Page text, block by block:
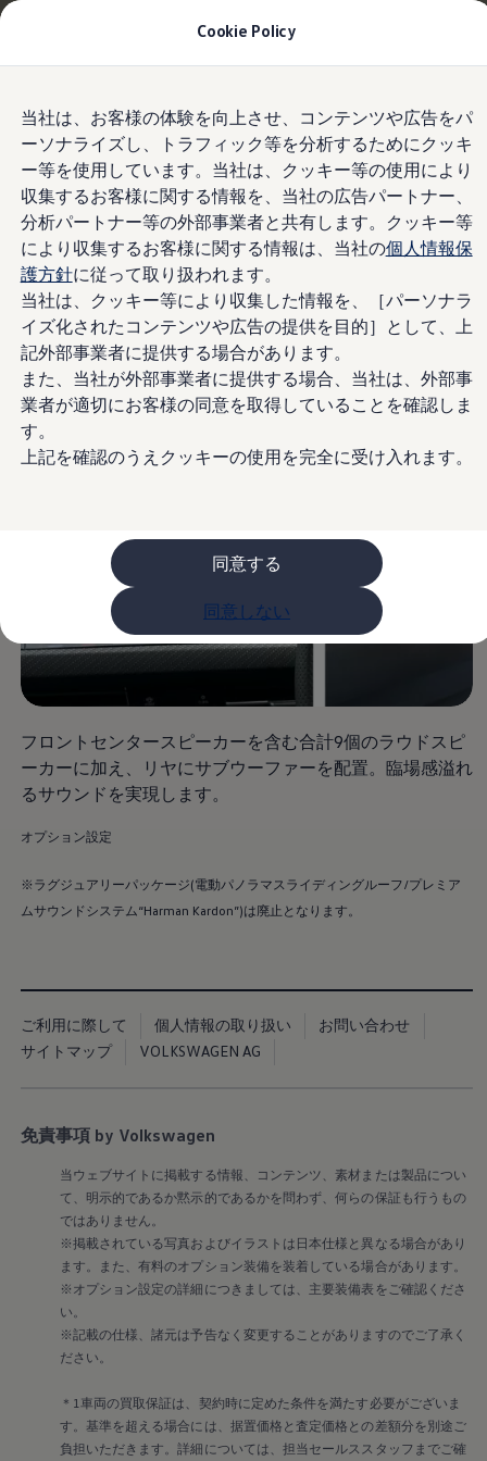
Cookie Policy
当社は、お客様の体験を向上させ、コンテンツや広告をパ
ーソナライズし、トラフィック等を分析するためにクッキ
ー等を使用しています。当社は、クッキー等の使用により
収集するお客様に関する情報を、当社の広告パートナー、
分析パートナー等の外部事業者と共有します。クッキー等
により収集するお客様に関する情報は、当社の個人情報保
護方針に従って取り扱われます。
当社は、クッキー等により収集した情報を、［パーソナラ
イズ化されたコンテンツや広告の提供を目的］として、上
記外部事業者に提供する場合があります。
また、当社が外部事業者に提供する場合、当社は、外部事
業者が適切にお客様の同意を取得していることを確認しま
す。
上記を確認のうえクッキーの使用を完全に受け入れます。
同意する
同意しない
main
content
to
footer
お乗り換えを10万円補助＋適用金利1.99%
| 9月30日(水)まで今すぐチェック
デジタルカタログ
セーフティ マイスター
デジタルカタログ
ID. Buzz
T-Cross
Tiguan
Golf
Golf GTI
Golf R
Golf Variant
Golf R Variant
Passat
ID.4
Polo
Polo GTI
Golf Touran
T-Roc R
フォルクスワーゲンマガジン
ブランドストーリー
購入検討中の方へ
オファー(購入サポート・金利情報)
Golf お乗り換えを10万円補助
Tiguan 購入後、5年間の安心サポートが無償
Volkswagenアンバサダープログラム
ファイナンシャルサービス
フォルクスワーゲン自動車保険プラス
Volkswagen Card
お支払いシミュレーション
Match Maker 登録・ログイン
補助金・エコカー優遇制度
補助金・エコカー優遇制度
Passat
ID. Buzz
アフターサービス
サービスと純正部品
エンジンオイルおよびフルード類
ホイールとタイヤ
路上故障に関するサポート
フォルクスワーゲンサービス
アクセサリー
Lifestyle & goods
Car Navigation System
Drive Recorder
お客様情報
警告灯とインジケーターランプ
特定整備情報
自動車リサイクル法
ロイヤリティプログラム
安心プログラム
プレミアムサウンドシステム“Harman
Kardon”
臨場感溢れるサウンド
を実現
フロントセンタースピーカーを含む合計9個のラウドスピ
ーカーに加え、リヤにサブウーファーを配置。臨場感溢れ
るサウンドを実現します。
オプション設定
※ラグジュアリーパッケージ(電動パノラマスライディングルーフ/プレミア
ムサウンドシステム“Harman Kardon”)は廃止となります。
ご利用に際して 個人情報の取り扱い
お問い合わせ
サイトマップ
VOLKSWAGEN AG
免責事項 by Volkswagen
当ウェブサイトに掲載する情報、コンテンツ、素材または製品につい
て、明示的であるか黙示的であるかを問わず、何らの保証も行うもの
ではありません。
※掲載されている写真およびイラストは日本仕様と異なる場合があり
ます。また、有料のオプション装備を装着している場合があります。
※オプション設定の詳細につきましては、主要装備表をご確認くださ
い。
※記載の仕様、諸元は予告なく変更することがありますのでご了承く
ださい。
＊1車両の買取保証は、契約時に定めた条件を満たす必要がございま
す。基準を超える場合には、据置価格と査定価格との差額分を別途ご
負担いただきます。詳細については、担当セールススタッフまでご確